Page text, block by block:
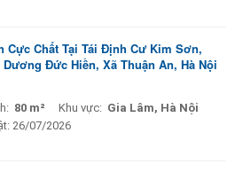
Cực Chất Tại Tái Định Cư Kim Sơn,
Đức Hiền, Xã Thuận An, Hà Nội
80 m² Khu vực: Gia Lâm, Hà Nội
26/07/2026